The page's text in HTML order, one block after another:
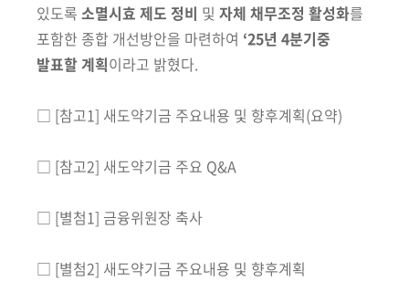
있도록 소멸시효 제도 정비 및 자체 채무조정 활성화를
포함한 종합 개선방안을 마련하여 ‘25년 4분기중
발표할 계획이라고 밝혔다.
□ [참고1] 새도약기금 주요내용 및 향후계획(요약)
□ [참고2] 새도약기금 주요 Q&A
□ [별첨1] 금융위원장 축사
□ [별첨2] 새도약기금 주요내용 및 향후계획